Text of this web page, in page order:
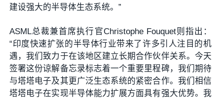
建设强大的半导体生态系统。”
ASML总裁兼首席执行官Christophe Fouquet则指出：
“印度快速扩张的半导体行业带来了许多引人注目的机
遇，我们致力于在该地区建立长期合作伙伴关系。今天
签署这份谅解备忘录标志着一个重要里程碑，我们期待
与塔塔电子及其更广泛生态系统的紧密合作。我们相信
塔塔电子在实现半导体能力扩展方面具有强大优势。我